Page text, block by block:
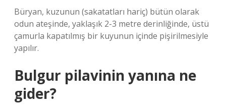
Büryan, kuzunun (sakatatları hariç) bütün olarak
odun ateşinde, yaklaşık 2-3 metre derinliğinde, üstü
çamurla kapatılmış bir kuyunun içinde pişirilmesiyle
yapılır.
Bulgur pilavinin yanına ne
gider?